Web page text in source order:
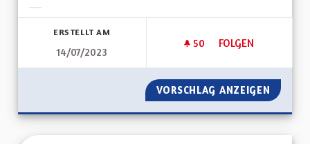
ERSTELLT AM
14/07/2023
50 50 FOLLOWER
FOLGEN
SOUTENIR LA
VORSCHLAG ANZEIGEN